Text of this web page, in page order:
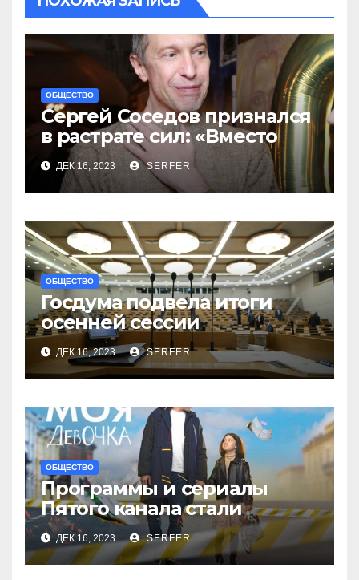
ОБЩЕСТВО
Сергей Соседов признался
в растрате сил: «Вместо
меня взяли Пригожина»
ДЕК 16, 2023 SERFER
ОБЩЕСТВО
Госдума подвела итоги
осенней сессии
на заключительном в 2023
году заседании
ДЕК 16, 2023 SERFER
ОБЩЕСТВО
Программы и сериалы
Пятого канала стали
рекордсменами в
уходящем году
ДЕК 16, 2023 SERFER